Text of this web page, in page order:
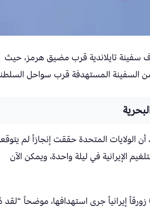
سفينة تايلاندية قرب مضيق هرمز، حيث
الولايات المتحدة حققت إنجازاً لم
الإيرانية في ليلة واحدة، ويمكن الآن
وأضاف ترامب خلال تجمع حاشد أمام البيت الأبيض أن ما يصل إلى 60 زورقاً إيرانياً جرى استهدافها،